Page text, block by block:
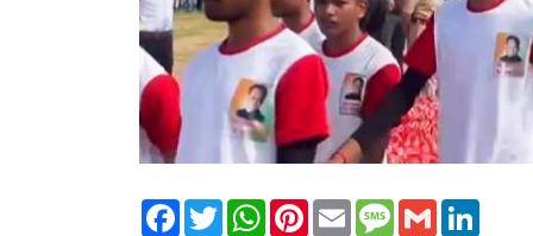
FacebookTwitterWhatsAppPinterest
Email Message
Gmail